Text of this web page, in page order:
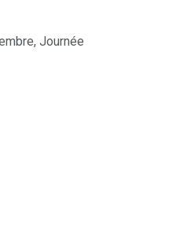
Journée